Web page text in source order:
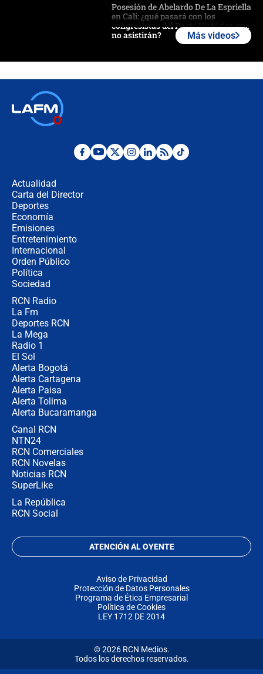
Posesión de Abelardo De La Espriella
en Cali: ¿qué pasará con los
congresistas del Pacto Histórico que
no asistirán?
¿Por qué De la Espriella gobernará
Más videos
Actualidad
Carta del Director
Deportes
Economía
Emisiones
Entretenimiento
Internacional
Orden Público
Política
Sociedad
RCN Radio
La Fm
Deportes RCN
La Mega
Radio 1
El Sol
Alerta Bogotá
Alerta Cartagena
Alerta Paisa
Alerta Tolima
Alerta Bucaramanga
Canal RCN
NTN24
RCN Comerciales
RCN Novelas
Noticias RCN
SuperLike
La República
RCN Social
ATENCIÓN AL OYENTE
Aviso de Privacidad
Protección de Datos Personales
Programa de Ética Empresarial
Política de Cookies
LEY 1712 DE 2014
© 2026 RCN Medios.
Todos los derechos reservados.